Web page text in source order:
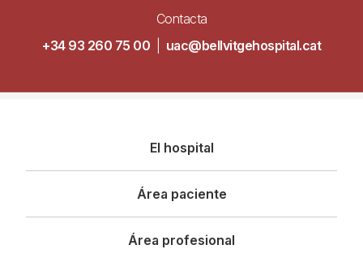
Contacta
+34 93 260 75 00
uac@bellvitgehospital.cat
principal
El hospital
Área paciente
Área profesional